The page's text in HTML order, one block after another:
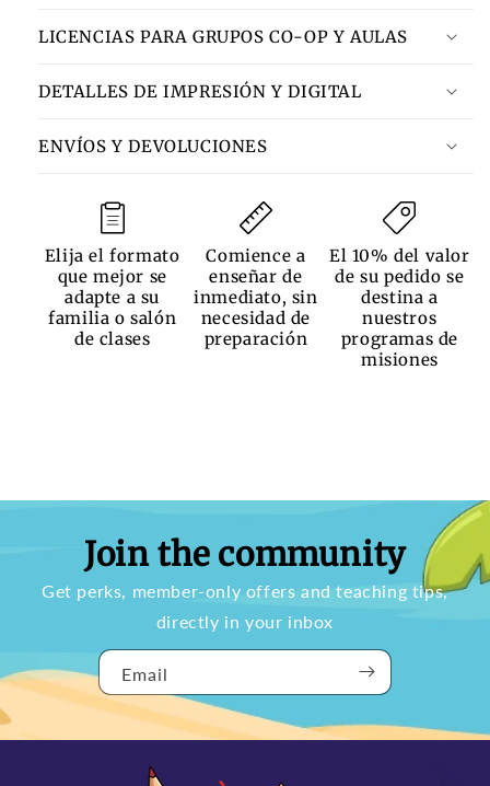
LICENCIAS PARA GRUPOS CO-OP Y AULAS
DETALLES DE IMPRESIÓN Y DIGITAL
ENVÍOS Y DEVOLUCIONES
Elija el formato
que mejor se
adapte a su
familia o salón
de clases
Comience a
enseñar de
inmediato, sin
necesidad de
preparación
El 10% del valor
de su pedido se
destina a
nuestros
programas de
misiones
Join the community
Get perks, member-only offers and teaching tips,
directly in your inbox
Email